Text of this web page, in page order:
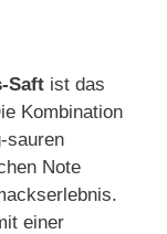
Saft ist das
Kombination
sauren
Note
einer